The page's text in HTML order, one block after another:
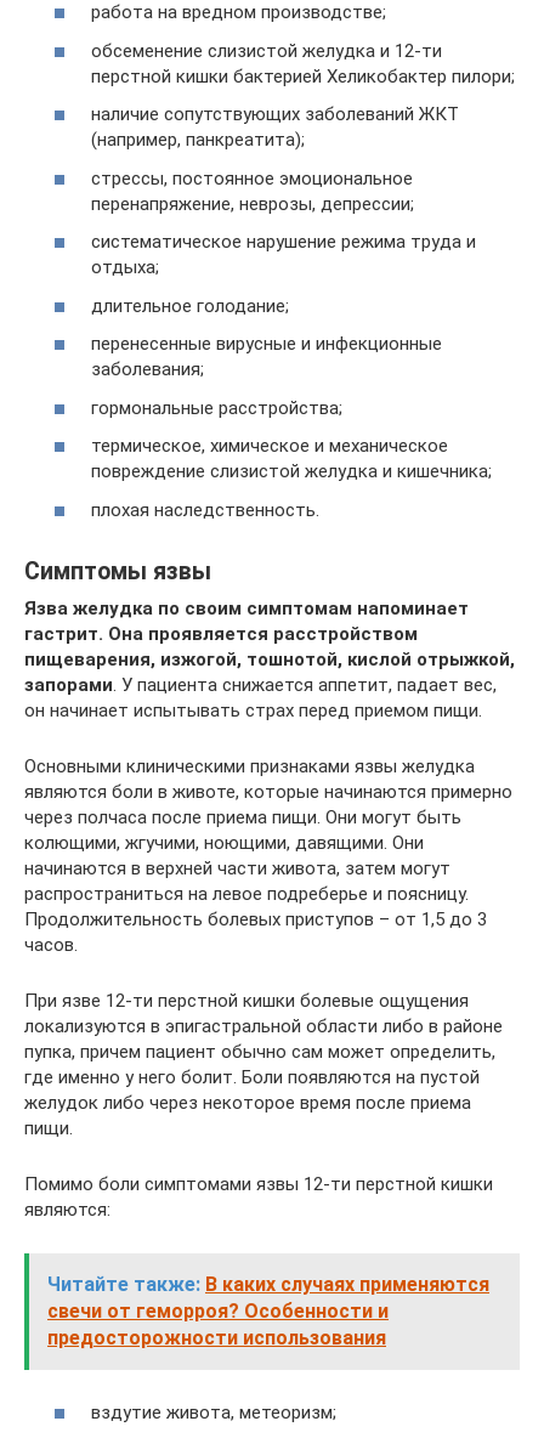
работа на вредном производстве;
обсеменение слизистой желудка и 12-ти
перстной кишки бактерией Хеликобактер пилори;
наличие сопутствующих заболеваний ЖКТ
(например, панкреатита);
стрессы, постоянное эмоциональное
перенапряжение, неврозы, депрессии;
систематическое нарушение режима труда и
отдыха;
длительное голодание;
перенесенные вирусные и инфекционные
заболевания;
гормональные расстройства;
термическое, химическое и механическое
повреждение слизистой желудка и кишечника;
плохая наследственность.
Симптомы язвы
Язва желудка по своим симптомам напоминает
гастрит. Она проявляется расстройством
пищеварения, изжогой, тошнотой, кислой отрыжкой,
запорами . У пациента снижается аппетит, падает вес,
он начинает испытывать страх перед приемом пищи.
Основными клиническими признаками язвы желудка
являются боли в животе, которые начинаются примерно
через полчаса после приема пищи. Они могут быть
колющими, жгучими, ноющими, давящими. Они
начинаются в верхней части живота, затем могут
распространиться на левое подреберье и поясницу.
Продолжительность болевых приступов – от 1,5 до 3
часов.
При язве 12-ти перстной кишки болевые ощущения
локализуются в эпигастральной области либо в районе
пупка, причем пациент обычно сам может определить,
где именно у него болит. Боли появляются на пустой
желудок либо через некоторое время после приема
пищи.
Помимо боли симптомами язвы 12-ти перстной кишки
являются:
Читайте также: В каких случаях применяются
свечи от геморроя? Особенности и
предосторожности использования
вздутие живота, метеоризм;